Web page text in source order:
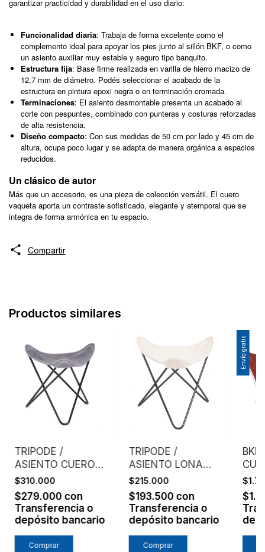
garantizar practicidad y durabilidad en el uso diario:
Funcionalidad diaria: Trabaja de forma excelente como el
complemento ideal para apoyar los pies junto al sillón BKF, o como
un asiento auxiliar muy estable y seguro tipo banquito.
Estructura fija: Base firme realizada en varilla de hierro macizo de
12,7 mm de diámetro. Podés seleccionar el acabado de la
estructura en pintura epoxi negra o en terminación cromada.
Terminaciones: El asiento desmontable presenta un acabado al
corte con pespuntes, combinado con punteras y costuras reforzadas
de alta resistencia.
Diseño compacto: Con sus medidas de 50 cm por lado y 45 cm de
altura, ocupa poco lugar y se adapta de manera orgánica a espacios
reducidos.
Un clásico de autor
Más que un accesorio, es una pieza de colección versátil. El cuero
vaqueta aporta un contraste sofisticado, elegante y atemporal que se
integra de forma armónica en tu espacio.
Compartir
Productos similares
TRIPODE /
ASIENTO CUERO
ENGRASADO /
HIELO
$310.000
$279.000 con
Transferencia o
depósito bancario
Comprar
TRIPODE /
ASIENTO LONA
CRUDA EXTRA
FUERTE
$215.000
$193.500 con
Transferencia o
depósito bancario
Comprar
Envío gratis
BKF